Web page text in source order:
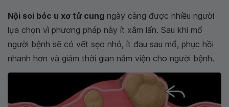
Nội soi bóc u xơ tử cung ngày càng được nhiều người
lựa chọn vì phương pháp này ít xâm lấn. Sau khi mổ
người bệnh sẽ có vết sẹo nhỏ, ít đau sau mổ, phục hồi
nhanh hơn và giảm thời gian nằm viện cho người bệnh.